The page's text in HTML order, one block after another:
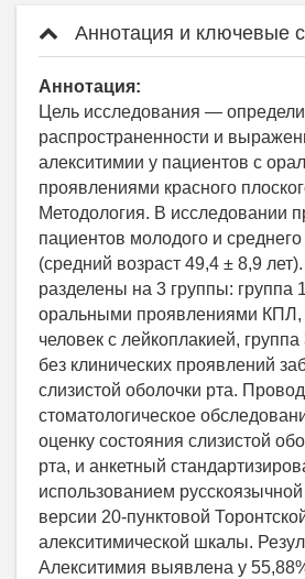
Аннотация и ключевые
Аннотация:
Цель исследования —
распространенности и
алекситимии у пациентов с
проявлениями красного
Методология. В исследовании
пациентов молодого и среднего
(средний возраст 49,4 ± 8,9
разделены на 3 группы: группа
оральными проявлениями КПЛ,
человек с лейкоплакией,
без клинических проявлений
слизистой оболочки рта.
стоматологическое
оценку состояния слизистой
рта, и анкетный
использованием
версии 20-пунктовой
алекситимической шкалы.
Алекситимия выявлена у